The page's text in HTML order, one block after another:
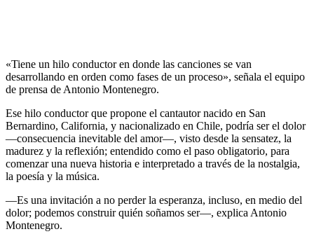
«Tiene un hilo conductor en donde las canciones se van
desarrollando en orden como fases de un proceso», señala el equipo
de prensa de Antonio Montenegro.
Ese hilo conductor que propone el cantautor nacido en San
Bernardino, California, y nacionalizado en Chile, podría ser el dolor
―consecuencia inevitable del amor―, visto desde la sensatez, la
madurez y la reflexión; entendido como el paso obligatorio, para
comenzar una nueva historia e interpretado a través de la nostalgia,
la poesía y la música.
―Es una invitación a no perder la esperanza, incluso, en medio del
dolor; podemos construir quién soñamos ser―, explica Antonio
Montenegro.